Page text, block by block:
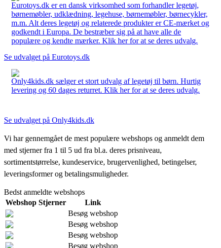
Eurotoys.dk er en dansk virksomhed som forhandler legetøj,
børnemøbler, udklædning, legehuse, børnemøbler, børnecykler,
m.m. Alt deres legetøj og relaterede produkter er CE-mærket og
godkendt i Europa. De bestræber sig på at have alle de
populære og kendte mærker. Klik her for at se deres udvalg.
Se udvalget på Eurotoys.dk
Only4kids.dk sælger et stort udvalg af legetøj til børn. Hurtig
levering og 60 dages returret. Klik her for at se deres udvalg.
Se udvalget på Only4kids.dk
Vi har gennemgået de mest populære webshops og anmeldt dem
med stjerner fra 1 til 5 ud fra bl.a. deres prisniveau,
sortimentstørrelse, kundeservice, brugervenlighed, betingelser,
leveringsformer og betalingsmuligheder.
Bedst anmeldte webshops
Webshop Stjerner
Link
Besøg webshop
Besøg webshop
Besøg webshop
Besøg webshop